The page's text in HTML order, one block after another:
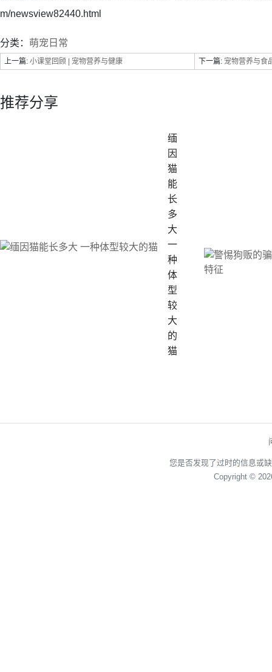
m/newsview82440.html
分类： 萌宠日常
上一篇: 小课堂回顾 | 宠物营养与健康 下一篇: 宠物营养与食
推荐分享
缅
因
猫
能
长
多
大
一
种
体
型
较
大
的
猫
您是否发现了过时的信息或
Copyright ©